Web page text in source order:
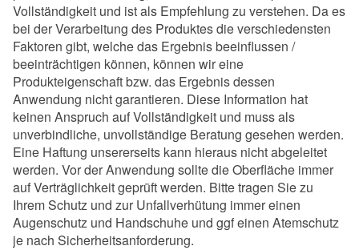
Vollständigkeit und ist als Empfehlung zu verstehen. Da es
bei der Verarbeitung des Produktes die verschiedensten
Faktoren gibt, welche das Ergebnis beeinflussen /
beeinträchtigen können, können wir eine
Produkteigenschaft bzw. das Ergebnis dessen
Anwendung nicht garantieren. Diese Information hat
keinen Anspruch auf Vollständigkeit und muss als
unverbindliche, unvollständige Beratung gesehen werden.
Eine Haftung unsererseits kann hieraus nicht abgeleitet
werden. Vor der Anwendung sollte die Oberfläche immer
auf Verträglichkeit geprüft werden. Bitte tragen Sie zu
Ihrem Schutz und zur Unfallverhütung immer einen
Augenschutz und Handschuhe und ggf einen Atemschutz
je nach Sicherheitsanforderung.